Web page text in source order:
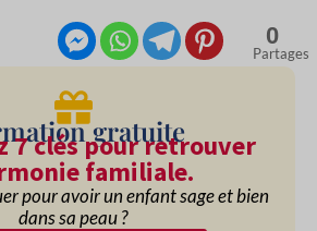
0
Partages
gratuite
7 clés pour retrouver
familiale.
pour avoir un enfant sage et bien
dans sa peau ?